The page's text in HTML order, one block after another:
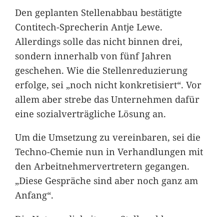
Den geplanten Stellenabbau bestätigte
Contitech-Sprecherin Antje Lewe.
Allerdings solle das nicht binnen drei,
sondern innerhalb von fünf Jahren
geschehen. Wie die Stellenreduzierung
erfolge, sei „noch nicht konkretisiert“. Vor
allem aber strebe das Unternehmen dafür
eine sozialverträgliche Lösung an.
Um die Umsetzung zu vereinbaren, sei die
Techno-Chemie nun in Verhandlungen mit
den Arbeitnehmervertretern gegangen.
„Diese Gespräche sind aber noch ganz am
Anfang“.